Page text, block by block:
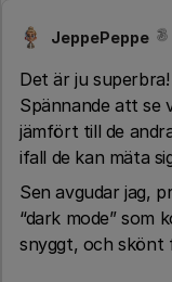
JeppePeppe
Det är ju
Spännande att se
jämfört till de
ifall de kan mäta
Sen avgudar jag,
“dark mode” som
snyggt, och skönt